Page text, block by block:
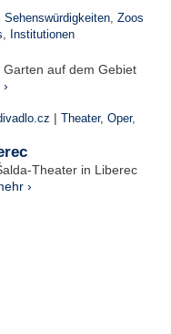
Sehenswürdigkeiten, Zoos
, Institutionen
auf dem Gebiet
| Theater, Oper,
Theater in Liberec
›